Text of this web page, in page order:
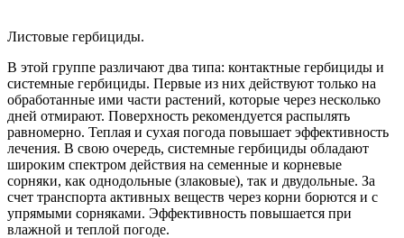
Листовые гербициды.
В этой группе различают два типа: контактные гербициды и
системные гербициды. Первые из них действуют только на
обработанные ими части растений, которые через несколько
дней отмирают. Поверхность рекомендуется распылять
равномерно. Теплая и сухая погода повышает эффективность
лечения. В свою очередь, системные гербициды обладают
широким спектром действия на семенные и корневые
сорняки, как однодольные (злаковые), так и двудольные. За
счет транспорта активных веществ через корни борются и с
упрямыми сорняками. Эффективность повышается при
влажной и теплой погоде.